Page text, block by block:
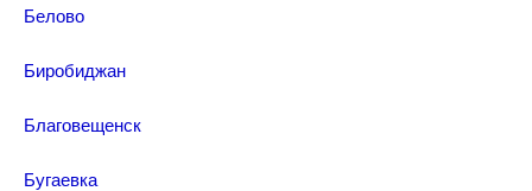
Белово
Биробиджан
Благовещенск
Бугаевка